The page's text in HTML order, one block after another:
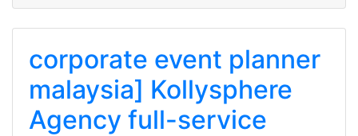
corporate event planner
malaysia] Kollysphere
Agency full-service